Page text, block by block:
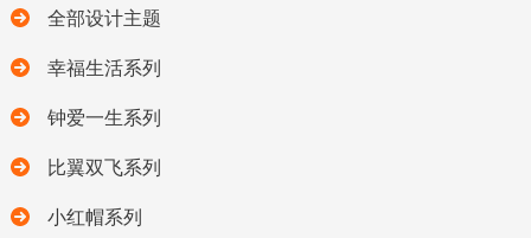
全部设计主题
幸福生活系列
钟爱一生系列
比翼双飞系列
小红帽系列